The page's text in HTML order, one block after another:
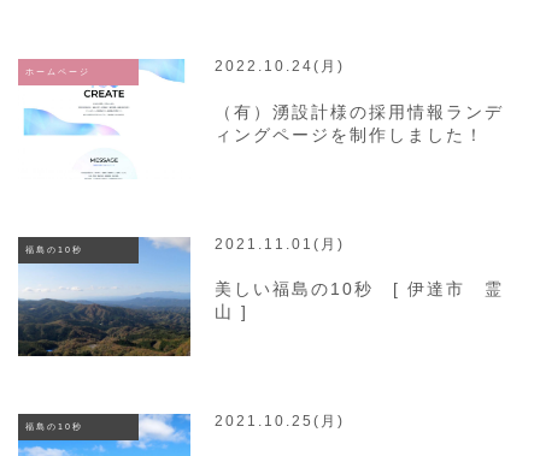
ホームページ 2022.10.24(月)
（有）湧設計様の採用情報ランデ
ィングページを制作しました！
福島の10秒 2021.11.01(月)
美しい福島の10秒 [ 伊達市 霊
山 ]
福島の10秒 2021.10.25(月)